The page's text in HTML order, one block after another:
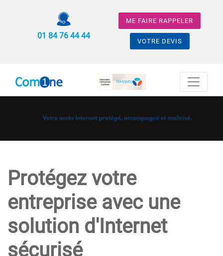
01 84 76 44 44
ME FAIRE RAPPELER
VOTRE DEVIS
Protégez votre
entreprise avec une
solution d'Internet
sécurisé